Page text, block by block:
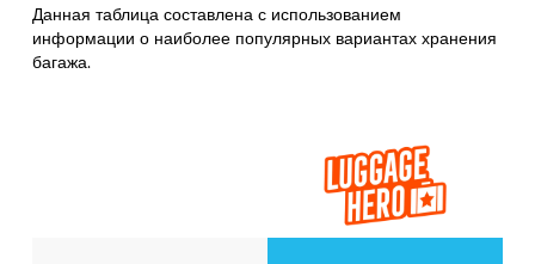
Данная таблица составлена с использованием
информации о наиболее популярных вариантах хранения
багажа.